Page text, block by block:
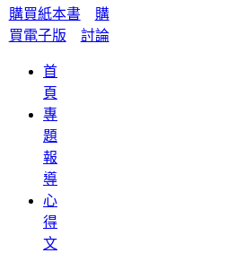
購買紙本書
購
買電子版
討論
首
頁
專
題
報
導
心
得
文